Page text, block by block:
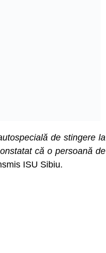
de stingere la
că o persoană de
ISU Sibiu.